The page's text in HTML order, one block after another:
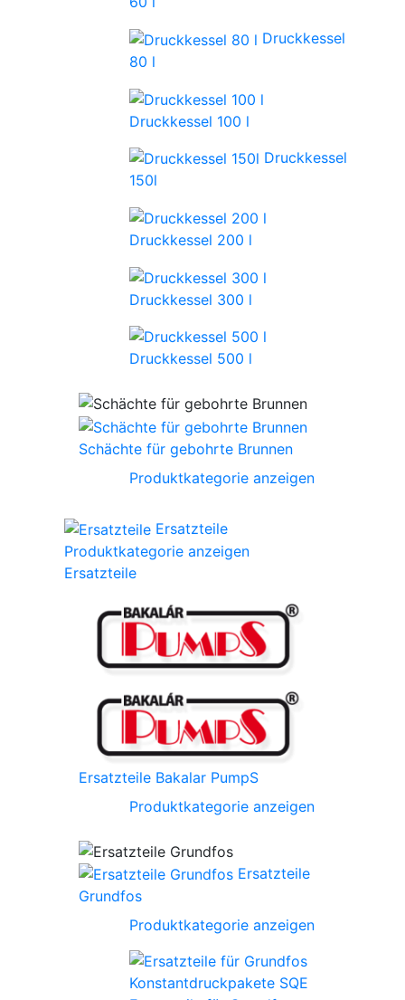
Druckkessel
80 l
Druckkessel 100 l
Druckkessel
150l
Druckkessel 200 l
Druckkessel 300 l
Druckkessel 500 l
Schächte für gebohrte Brunnen
Produktkategorie anzeigen
Ersatzteile
Produktkategorie anzeigen
Ersatzteile
Ersatzteile Bakalar PumpS
Produktkategorie anzeigen
Ersatzteile
Grundfos
Produktkategorie anzeigen